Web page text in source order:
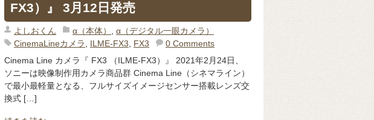
FX3）』 3月12日発売
よしおくん α（本体）
α（デジタル一眼カメラ）
CinemaLineカメラ
ILME-FX3 FX3
0 Comments
Cinema Line カメラ『 FX3 （ILME-FX3）』 2021年2月24日、
ソニーは映像制作用カメラ商品群 Cinema Line（シネマライン）
で最小最軽量となる、フルサイズイメージセンサー搭載レンズ交
換式 […]